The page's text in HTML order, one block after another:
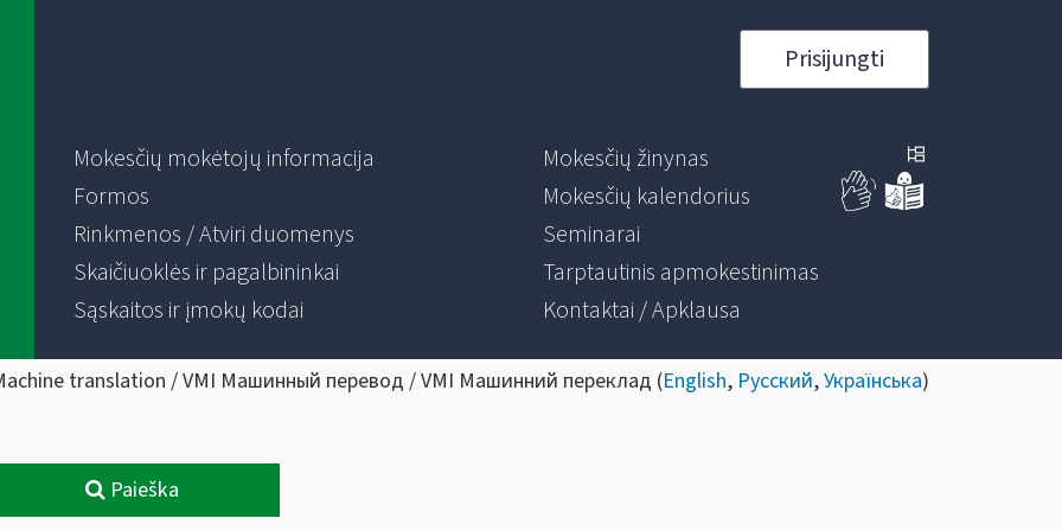
Prisijungti
Mokesčių mokėtojų informacija
Formos
Rinkmenos / Atviri duomenys
Skaičiuoklės ir pagalbininkai
Sąskaitos ir įmokų kodai
Mokesčių žinynas
Mokesčių kalendorius
Seminarai
Tarptautinis apmokestinimas
Kontaktai / Apklausa
translation / VMI Машинный перевод / VMI Машинний переклад (English, Русский,Українська)
Paieška